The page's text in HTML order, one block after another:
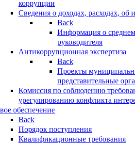
коррупции
Сведения о доходах, расходах, об
Back
Информация о
руководителя
Антикоррупционная экспертиза
Back
Проекты
представительные
Комиссия по соблюдению
урегулированию конфликта
обеспечение
Back
Порядок поступления
Квалификационные требования